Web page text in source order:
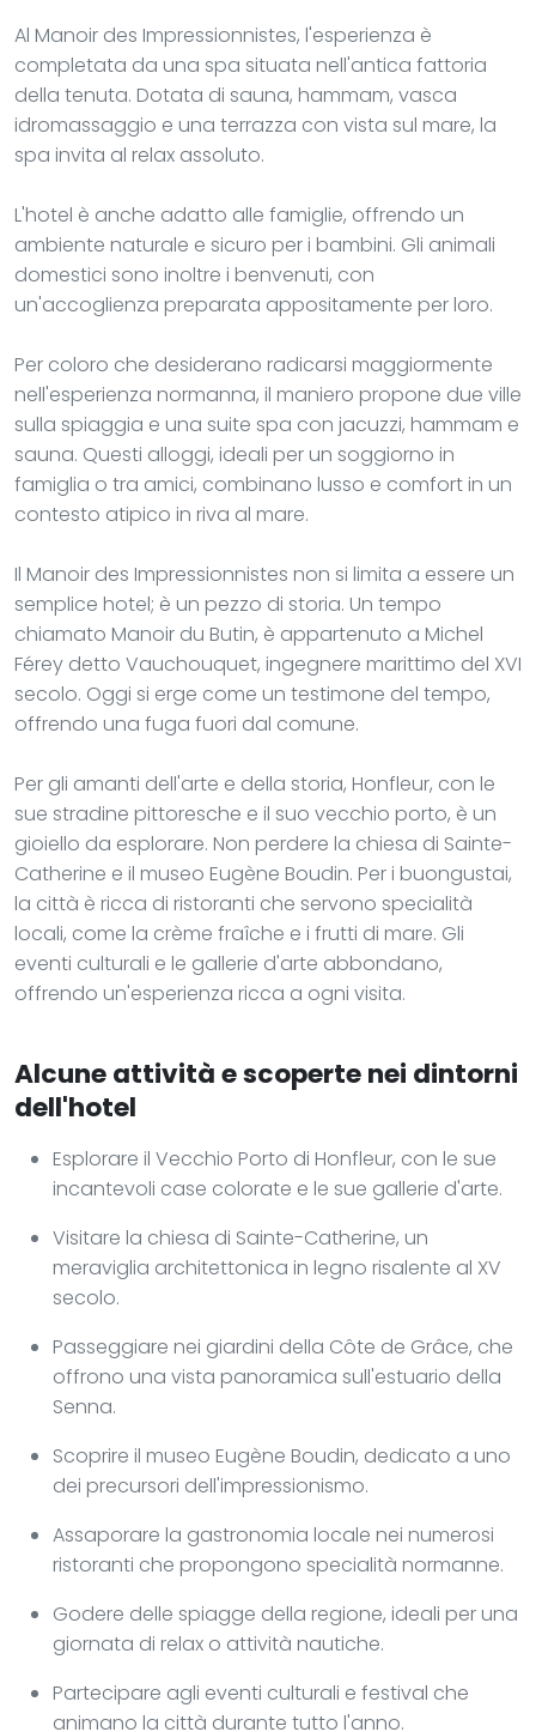
Al Manoir des Impressionnistes, l'esperienza è
completata da una spa situata nell'antica fattoria
della tenuta. Dotata di sauna, hammam, vasca
idromassaggio e una terrazza con vista sul mare, la
spa invita al relax assoluto.
L'hotel è anche adatto alle famiglie, offrendo un
ambiente naturale e sicuro per i bambini. Gli animali
domestici sono inoltre i benvenuti, con
un'accoglienza preparata appositamente per loro.
Per coloro che desiderano radicarsi maggiormente
nell'esperienza normanna, il maniero propone due ville
sulla spiaggia e una suite spa con jacuzzi, hammam e
sauna. Questi alloggi, ideali per un soggiorno in
famiglia o tra amici, combinano lusso e comfort in un
contesto atipico in riva al mare.
Il Manoir des Impressionnistes non si limita a essere un
semplice hotel; è un pezzo di storia. Un tempo
chiamato Manoir du Butin, è appartenuto a Michel
Férey detto Vauchouquet, ingegnere marittimo del XVI
secolo. Oggi si erge come un testimone del tempo,
offrendo una fuga fuori dal comune.
Per gli amanti dell'arte e della storia, Honfleur, con le
sue stradine pittoresche e il suo vecchio porto, è un
gioiello da esplorare. Non perdere la chiesa di Sainte-
Catherine e il museo Eugène Boudin. Per i buongustai,
la città è ricca di ristoranti che servono specialità
locali, come la crème fraîche e i frutti di mare. Gli
eventi culturali e le gallerie d'arte abbondano,
offrendo un'esperienza ricca a ogni visita.
Alcune attività e scoperte nei dintorni
dell'hotel
Esplorare il Vecchio Porto di Honfleur, con le sue
incantevoli case colorate e le sue gallerie d'arte.
Visitare la chiesa di Sainte-Catherine, un
meraviglia architettonica in legno risalente al XV
secolo.
Passeggiare nei giardini della Côte de Grâce, che
offrono una vista panoramica sull'estuario della
Senna.
Scoprire il museo Eugène Boudin, dedicato a uno
dei precursori dell'impressionismo.
Assaporare la gastronomia locale nei numerosi
ristoranti che propongono specialità normanne.
Godere delle spiagge della regione, ideali per una
giornata di relax o attività nautiche.
Partecipare agli eventi culturali e festival che
animano la città durante tutto l'anno.